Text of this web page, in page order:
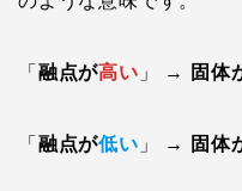
「 融点が高い 」 → 固体
「 融点が低い 」 → 固体